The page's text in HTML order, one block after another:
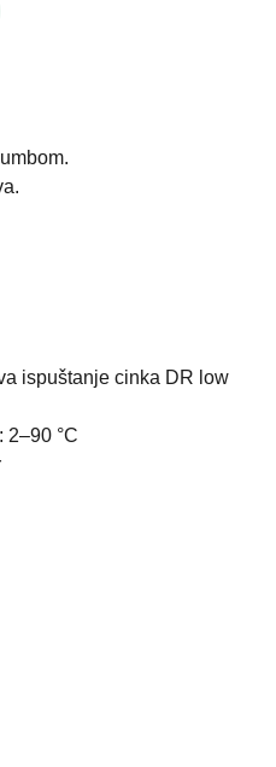
ispuštanje cinka DR low
: 2–90 °C